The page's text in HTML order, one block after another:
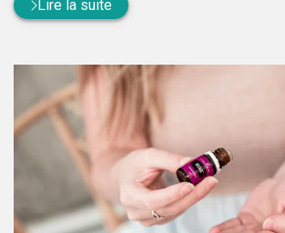
Lire la suite